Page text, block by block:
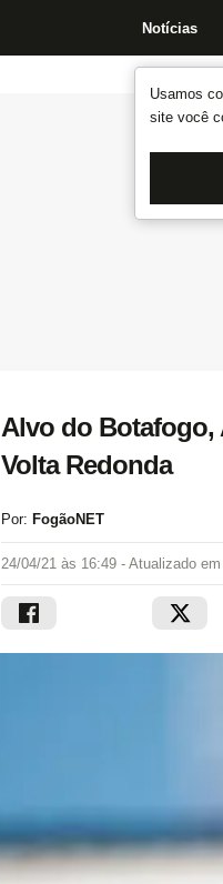
Usamos
site você
Notícias
Alvo do Botafogo,
Volta Redonda
Por: FogãoNET
24/04/21 às 16:49 - Atualizado em